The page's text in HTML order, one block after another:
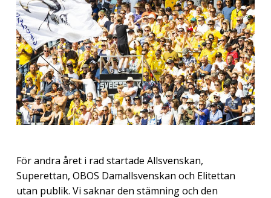
För andra året i rad startade Allsvenskan,
Superettan, OBOS Damallsvenskan och Elitettan
utan publik. Vi saknar den stämning och den